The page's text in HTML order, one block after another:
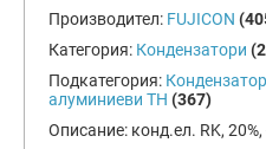
Производител: FUJICON
Категория: Кондензатори
Подкатегория:
алуминиеви TH (367)
Описание: конд.ел. RK,